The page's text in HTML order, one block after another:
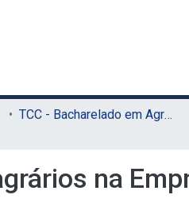
TCC - Bacharelado em Agronomia (Sede)
na